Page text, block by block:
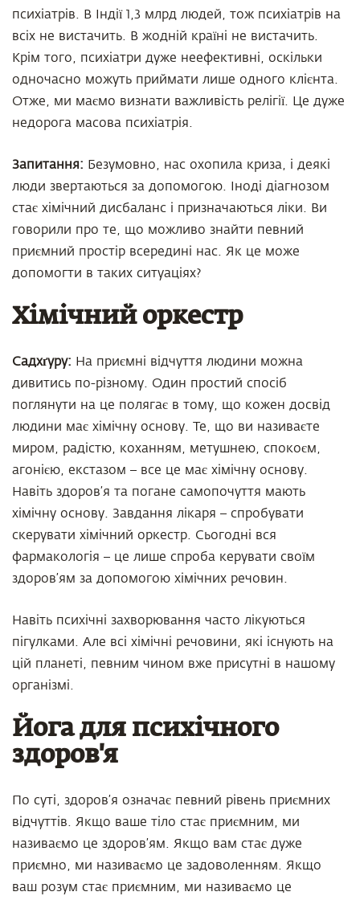
психіатрів. В Індії 1,3 млрд людей, тож психіатрів на
всіх не вистачить. В жодній країні не вистачить.
Крім того, психіатри дуже неефективні, оскільки
одночасно можуть приймати лише одного клієнта.
Отже, ми маємо визнати важливість релігії. Це дуже
недорога масова психіатрія.
Запитання: Безумовно, нас охопила криза, і деякі
люди звертаються за допомогою. Іноді діагнозом
стає хімічний дисбаланс і призначаються ліки. Ви
говорили про те, що можливо знайти певний
приємний простір всередині нас. Як це може
допомогти в таких ситуаціях?
Хімічний оркестр
Садхґуру: На приємні відчуття людини можна
дивитись по-різному. Один простий спосіб
поглянути на це полягає в тому, що кожен досвід
людини має хімічну основу. Те, що ви називаєте
миром, радістю, коханням, метушнею, спокоєм,
агонією, екстазом – все це має хімічну основу.
Навіть здоров’я та погане самопочуття мають
хімічну основу. Завдання лікаря – спробувати
скерувати хімічний оркестр. Сьогодні вся
фармакологія – це лише спроба керувати своїм
здоров’ям за допомогою хімічних речовин.
Навіть психічні захворювання часто лікуються
пігулками. Але всі хімічні речовини, які існують на
цій планеті, певним чином вже присутні в нашому
організмі.
Йога для психічного
здоров'я
По суті, здоров’я означає певний рівень приємних
відчуттів. Якщо ваше тіло стає приємним, ми
називаємо це здоров’ям. Якщо вам стає дуже
приємно, ми називаємо це задоволенням. Якщо
ваш розум стає приємним, ми називаємо це